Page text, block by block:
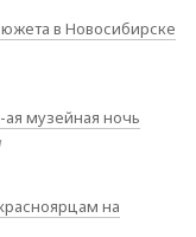
в Новосибирске
музейная ночь
на